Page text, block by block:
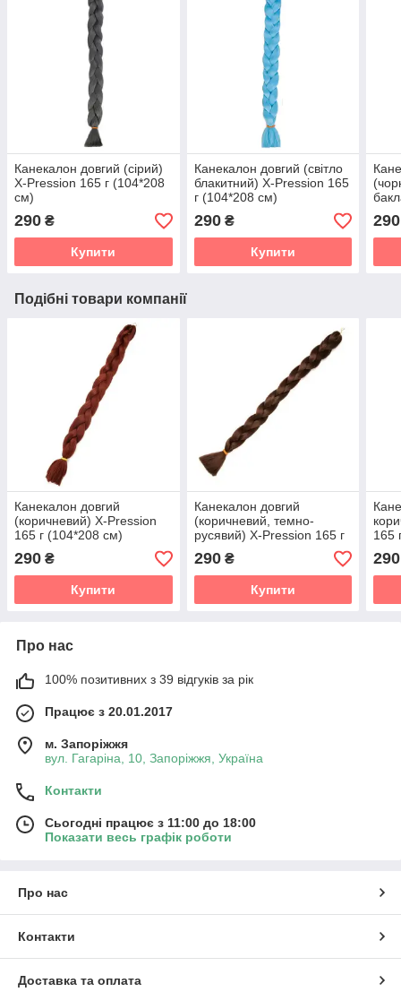
Канекалон довгий (сірий)
X-Pression 165 г (104*208
см)
290 ₴
Купити
Канекалон довгий (світло
блакитний) X-Pression 165
г (104*208 см)
290₴
Купити
г
290
Подібні товари компанії
Канекалон довгий
(коричневий) X-Pression
165 г (104*208 см)
290 ₴
Купити
Канекалон довгий
(коричневий, темно-
русявий) X-Pression 165 г
290₴
Купити
165
290
Про нас
100% позитивних з 39 відгуків за рік
Працює з 20.01.2017
м. Запоріжжя
вул. Гагаріна, 10, Запоріжжя, Україна
Контакти
Сьогодні працює з 11:00 до 18:00
Показати весь графік роботи
Про нас
Контакти
Доставка та оплата